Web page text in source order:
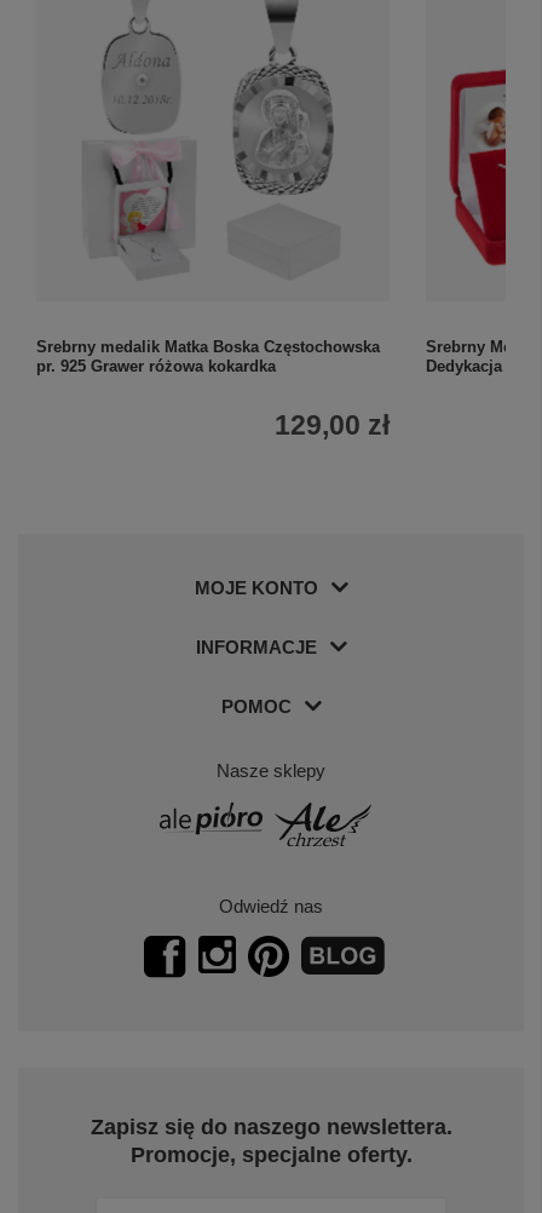
Srebrny medalik Matka Boska Częstochowska
pr. 925 Grawer różowa kokardka
129,00 zł
Srebrny
Dedykacja
MOJE KONTO
INFORMACJE
POMOC
Nasze sklepy
Odwiedź nas
Zapisz się do naszego newslettera.
Promocje, specjalne oferty.